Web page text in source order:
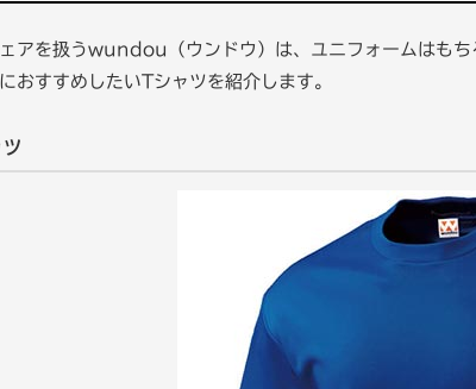
アを扱うwundou（ウンドウ）は、ユニフォームはも
おすすめしたいTシャツを紹介します。